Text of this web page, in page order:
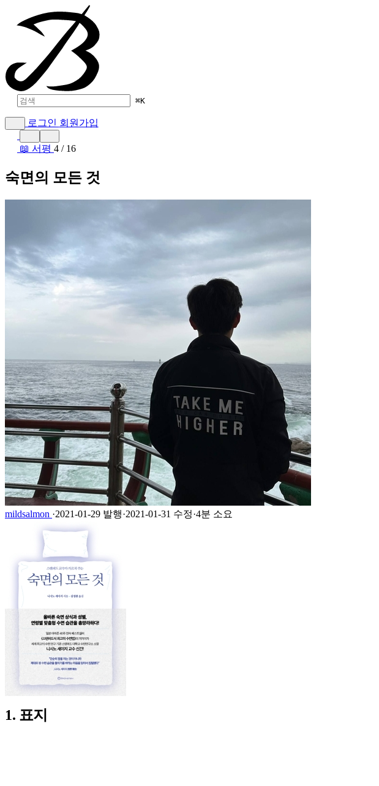
⌘K
로그인 회원가입
📖 서평 4 / 16
숙면의 모든 것
mildsalmon ·2021-01-29 발행·2021-01-31 수정·4분 소요
1. 표지